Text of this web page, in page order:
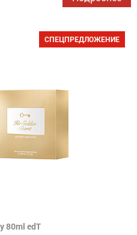
СПЕЦПРЕДЛОЖЕНИЕ
80ml edT